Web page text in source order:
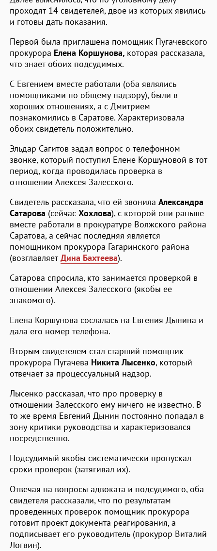
проходят 14 свидетелей, двое из которых явились
и готовы дать показания.
Первой была приглашена помощник Пугачевского
прокурора Елена Коршунова, которая рассказала,
что знает обоих подсудимых.
С Евгением вместе работали (оба являлись
помощниками по общему надзору), были в
хороших отношениях, а с Дмитрием
познакомились в Саратове. Характеризовала
обоих свидетель положительно.
Эльдар Сагитов задал вопрос о телефонном
звонке, который поступил Елене Коршуновой в тот
период, когда проводилась проверка в
отношении Алексея Залесского.
Свидетель рассказала, что ей звонила Александра
Сатарова (сейчас Хохлова), с которой они раньше
вместе работали в прокуратуре Волжского района
Саратова, а сейчас последняя является
помощником прокурора Гагаринского района
(возглавляетДина Бахтеева).
Сатарова спросила, кто занимается проверкой в
отношении Алексея Залесского (якобы ее
знакомого).
Елена Коршунова сослалась на Евгения Дынина и
дала его номер телефона.
Вторым свидетелем стал старший помощник
прокурора Пугачева Никита Лысенко, который
отвечает за процессуальный надзор.
Лысенко рассказал, что про проверку в
отношении Залесского ему ничего не известно. В
то же время Евгений Дынин постоянно попадал в
зону критики руководства и характеризовался
посредственно.
Подсудимый якобы систематически пропускал
сроки проверок (затягивал их).
Отвечая на вопросы адвоката и подсудимого, оба
свидетеля рассказали, что по результатам
проведенных проверок помощник прокурора
готовит проект документа реагирования, а
подписывает его руководитель (прокурор Виталий
Логвин).